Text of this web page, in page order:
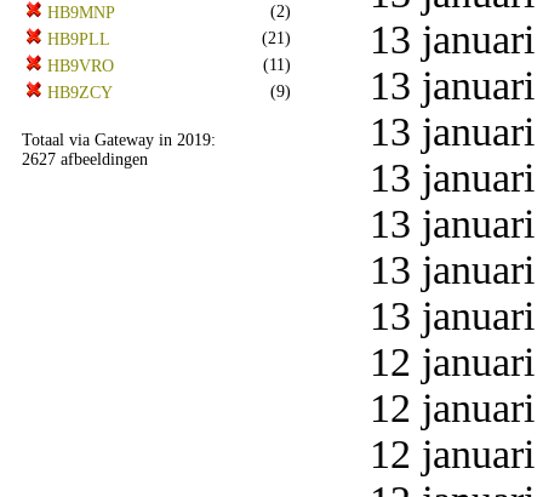
HB9MNP
(2)
HB9PLL
(21)
HB9VRO
(11)
HB9ZCY
(9)
Totaal via Gateway in 2019:
2627 afbeeldingen
13
13
13
13
13
13
13
12
12
12